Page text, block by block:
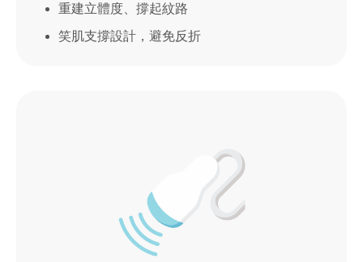
重建立體度、撐起紋路
笑肌支撐設計，避免反折